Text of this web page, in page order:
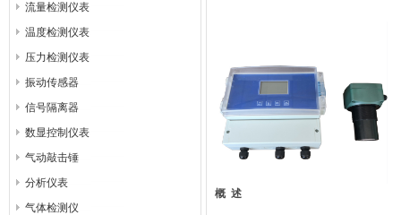
流量检测仪表
温度检测仪表
压力检测仪表
振动传感器
信号隔离器
数显控制仪表
气动敲击锤
分析仪表
气体检测仪
概 述